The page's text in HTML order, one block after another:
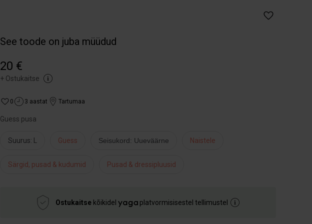
See toode on juba müüdud
20 €
+ Ostukaitse
0 3 aastat Tartumaa
Guess pusa
Suurus: L Guess Seisukord: Uueväärne Naistele
Särgid, pusad & kudumid Pusad & dressipluusid
Ostukaitse kõikidel platvormisisestel tellimustel